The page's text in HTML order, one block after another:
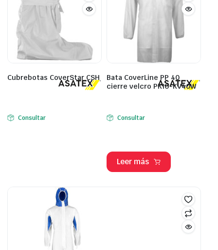
Cubrebotas CoverStar CSH
Consultar
Bata CoverLine PP 40
cierre velcro PKIO-KV40W
Consultar
Leer más